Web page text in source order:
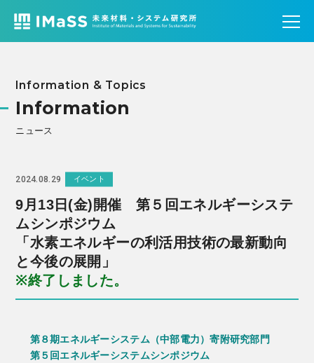
Information & Topics
Information
ニュース
2024.08.29 イベント
9月13日(金)開催 第５回エネルギーシステ
ムシンポジウム
「水素エネルギーの利活用技術の最新動向
と今後の展開」
※終了しました。
第８期エネルギーシステム（中部電力）寄附研究部門
第５回エネルギーシステムシンポジウム